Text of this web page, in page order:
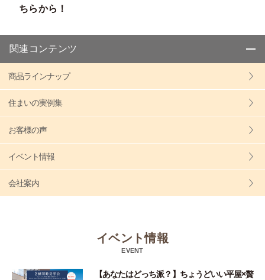
ちらから！
関連コンテンツ
商品ラインナップ
住まいの実例集
お客様の声
イベント情報
会社案内
イベント情報
EVENT
【あなたはどっち派？】ちょうどいい平屋×贅